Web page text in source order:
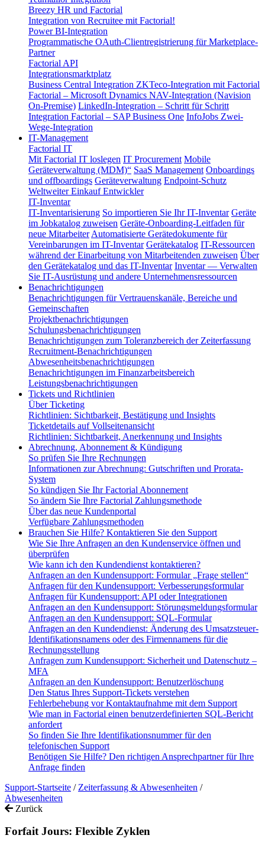
Breezy HR und Factorial
Integration von Recruitee mit Factorial!
Power BI-Integration
Programmatische OAuth-Clientregistrierung für Marketplace-
Partner
Factorial API
Integrationsmarktplatz
Business Central Integration ZKTeco-Integration mit Factorial
Factorial – Microsoft Dynamics NAV-Integration (Navision
On-Premise) LinkedIn-Integration – Schritt für Schritt
Integration Factorial – SAP Business One InfoJobs Zwei-
Wege-Integration
IT-Management
Factorial IT
Mit Factorial IT loslegen IT Procurement Mobile
Geräteverwaltung (MDM)“ SaaS Management Onboardings
und offboardings Geräteverwaltung Endpoint-Schutz
Weltweiter EinkaufEntwickler
IT-Inventar
IT-Inventarisierung So importieren Sie Ihr IT-Inventar Geräte
im Jobkatalog zuweisen Geräte-Onboarding-Leitfaden für
neue Mitarbeiter Automatisierte Gerätedokumente für
Vereinbarungen im IT-Inventar Gerätekatalog IT-Ressourcen
während der Einarbeitung von Mitarbeitenden zuweisen Über
den Gerätekatalog und das IT-Inventar Inventar — Verwalten
Sie IT-Ausrüstung und andere Unternehmensressourcen
Benachrichtigungen
Benachrichtigungen für Vertrauenskanäle, Bereiche und
Gemeinschaften
Projektbenachrichtigungen
Schulungsbenachrichtigungen
Benachrichtigungen zum Toleranzbereich der Zeiterfassung
Recruitment-Benachrichtigungen
Abwesenheitsbenachrichtigungen
Benachrichtigungen im Finanzarbeitsbereich
Leistungsbenachrichtigungen
Tickets und Richtlinien
Über Ticketing
Richtlinien: Sichtbarkeit, Bestätigung und Insights
Ticketdetails auf Vollseitenansicht
Richtlinien: Sichtbarkeit, Anerkennung und Insights
Abrechnung, Abonnement & Kündigung
So prüfen Sie Ihre Rechnungen
Informationen zur Abrechnung: Gutschriften und Prorata-
System
So kündigen Sie Ihr Factorial Abonnement
So ändern Sie Ihre Factorial Zahlungsmethode
Über das neue Kundenportal
Verfügbare Zahlungsmethoden
Brauchen Sie Hilfe? Kontaktieren Sie den Support
Wie Sie Ihre Anfragen an den Kundenservice öffnen und
überprüfen
Wie kann ich den Kundendienst kontaktieren?
Anfragen an den Kundensupport: Formular „Frage stellen“
Anfragen für den Kundensupport: Verbesserungsformular
Anfragen für Kundensupport: API oder Integrationen
Anfragen an den Kundensupport: Störungsmeldungsformular
Anfragen an den Kundensupport: SQL-Formular
Anfragen an den Kundendienst: Änderung des Umsatzsteuer-
Identifikationsnamens oder des Firmennamens für die
Rechnungsstellung
Anfragen zum Kundensupport: Sicherheit und Datenschutz –
MFA
Anfragen an den Kundensupport: Benutzerlöschung
Den Status Ihres Support-Tickets verstehen
Fehlerbehebung vor Kontaktaufnahme mit dem Support
Wie man in Factorial einen benutzerdefinierten SQL-Bericht
anfordert
So finden Sie Ihre Identifikationsnummer für den
telefonischen Support
Benötigen Sie Hilfe? Den richtigen Ansprechpartner für Ihre
Anfrage finden
Support-Startseite / Zeiterfassung & Abwesenheiten /
Abwesenheiten
Zurück
Forfait Jours: Flexible Zyklen